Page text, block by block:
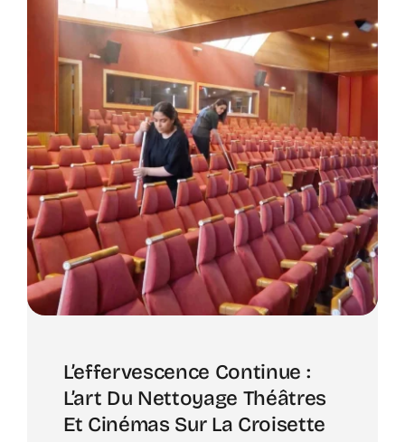
L’effervescence Continue :
L’art Du Nettoyage Théâtres
Et Cinémas Sur La Croisette